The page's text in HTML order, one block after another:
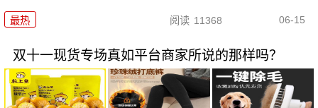
最热 阅读 11368 06-15
双十一现货专场真如平台商家所说的那样吗？